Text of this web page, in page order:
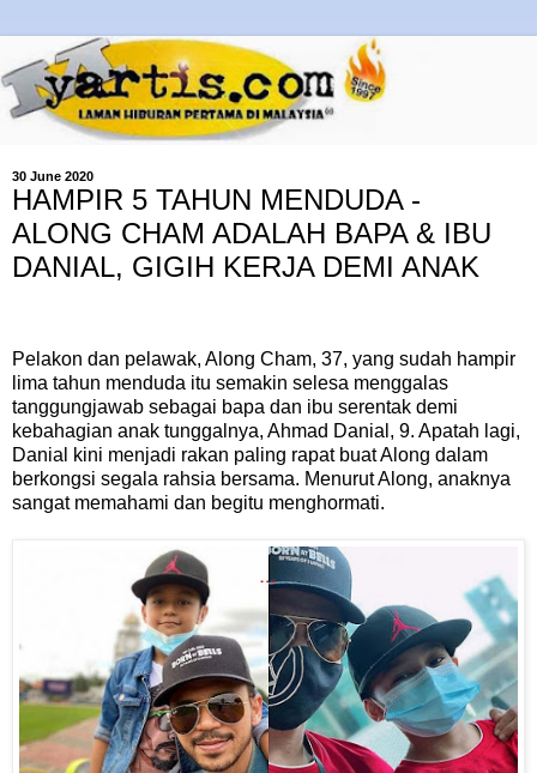
30 June 2020
HAMPIR 5 TAHUN MENDUDA -
ALONG CHAM ADALAH BAPA & IBU
DANIAL, GIGIH KERJA DEMI ANAK
Pelakon dan pelawak, Along Cham, 37, yang sudah hampir
lima tahun menduda itu semakin selesa menggalas
tanggungjawab sebagai bapa dan ibu serentak demi
kebahagian anak tunggalnya, Ahmad Danial, 9. Apatah lagi,
Danial kini menjadi rakan paling rapat buat Along dalam
berkongsi segala rahsia bersama. Menurut Along, anaknya
sangat memahami dan begitu menghormati.